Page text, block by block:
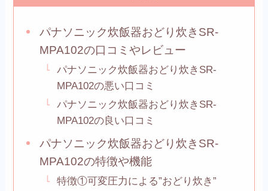
パナソニック炊飯器おどり炊きSR-
MPA102の口コミやレビュー
パナソニック炊飯器おどり炊きSR-
MPA102の悪い口コミ
パナソニック炊飯器おどり炊きSR-
MPA102の良い口コミ
パナソニック炊飯器おどり炊きSR-
MPA102の特徴や機能
特徴①可変圧力による”おどり炊き”